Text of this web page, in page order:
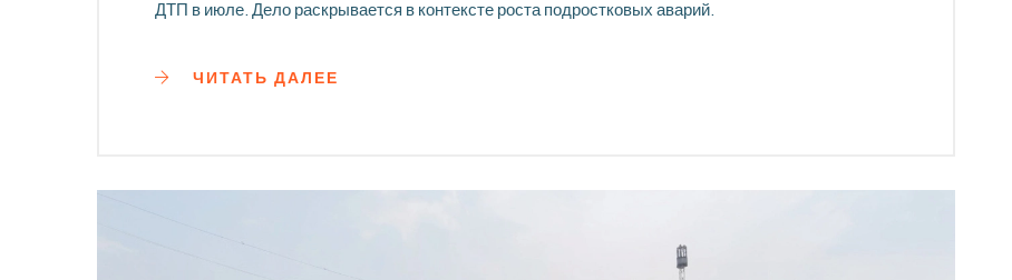
ДТП в июле. Дело раскрывается в контексте роста подростковых аварий.
ЧИТАТЬ ДАЛЕЕ